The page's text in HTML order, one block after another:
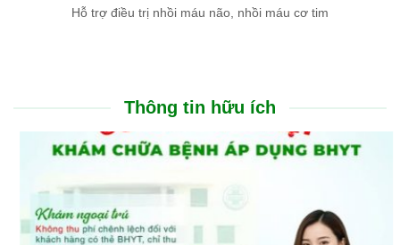
Hỗ trợ điều trị nhồi máu não, nhồi máu cơ tim
Thông tin hữu ích